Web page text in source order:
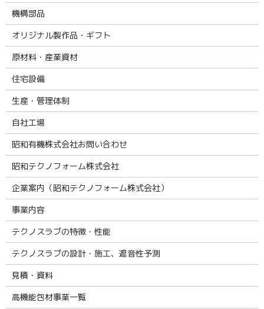
機構部品
オリジナル製作品・ギフト
原材料・産業資材
住宅設備
生産・管理体制
自社工場
昭和有機株式会社お問い合わせ
昭和テクノフォーム株式会社
企業案内（昭和テクノフォーム株式会社）
事業内容
テクノスラブの特徴・性能
テクノスラブの設計・施工、遮音性予測
見積・資料
高機能包材事業一覧